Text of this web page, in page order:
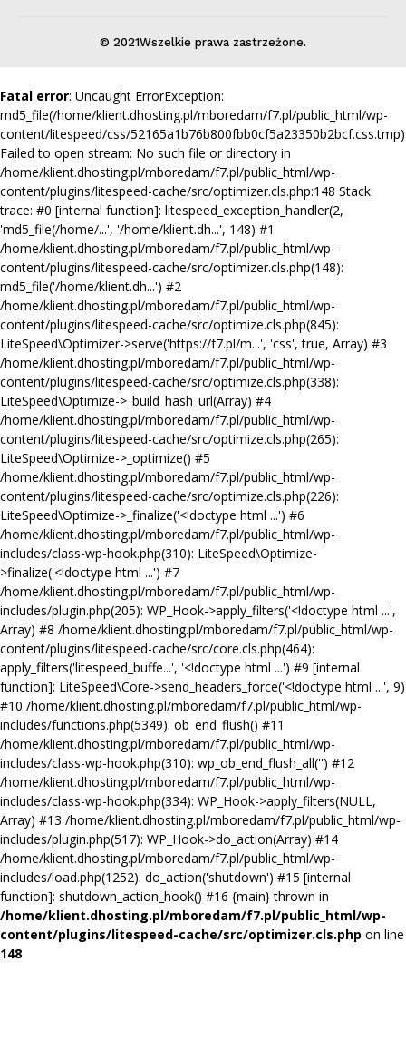
© 2021Wszelkie prawa zastrzeżone.
Fatal error: Uncaught ErrorException:
md5_file(/home/klient.dhosting.pl/mboredam/f7.pl/public_html/wp-
content/litespeed/css/
Failed to open stream: No such file or directory in
/home/klient.dhosting.pl/mboredam/f7.pl/public_html/wp-
content/plugins/litespeed-cache/src/optimizer.cls.php:148 Stack
trace: #0 [internal function]: litespeed_exception_handler(2,
'md5_file(/home/...', '/home/klient.dh...', 148) #1
/home/klient.dhosting.pl/mboredam/f7.pl/public_html/wp-
content/plugins/litespeed-cache/src/optimizer.cls.php(148):
md5_file('/home/klient.dh...') #2
/home/klient.dhosting.pl/mboredam/f7.pl/public_html/wp-
content/plugins/litespeed-cache/src/optimize.cls.php(845):
LiteSpeed\Optimizer->serve('https://f7.pl/m...', 'css', true, Array) #3
/home/klient.dhosting.pl/mboredam/f7.pl/public_html/wp-
content/plugins/litespeed-cache/src/optimize.cls.php(338):
LiteSpeed\Optimize->_build_hash_url(Array) #4
/home/klient.dhosting.pl/mboredam/f7.pl/public_html/wp-
content/plugins/litespeed-cache/src/optimize.cls.php(265):
LiteSpeed\Optimize->_optimize() #5
/home/klient.dhosting.pl/mboredam/f7.pl/public_html/wp-
content/plugins/litespeed-cache/src/optimize.cls.php(226):
LiteSpeed\Optimize->_finalize('<!doctype html ...') #6
/home/klient.dhosting.pl/mboredam/f7.pl/public_html/wp-
includes/class-wp-hook.php(310): LiteSpeed\Optimize-
>finalize('<!doctype html ...') #7
/home/klient.dhosting.pl/mboredam/f7.pl/public_html/wp-
includes/plugin.php(205): WP_Hook->apply_filters('<!doctype html ...',
Array) #8 /home/klient.dhosting.pl/mboredam/f7.pl/public_html/wp-
content/plugins/litespeed-cache/src/core.cls.php(464):
apply_filters('litespeed_buffe...', '<!doctype html ...') #9 [internal
function]: LiteSpeed\Core->send_headers_force('<!doctype html ...', 9)
#10 /home/klient.dhosting.pl/mboredam/f7.pl/public_html/wp-
includes/functions.php(5349): ob_end_flush() #11
/home/klient.dhosting.pl/mboredam/f7.pl/public_html/wp-
includes/class-wp-hook.php(310): wp_ob_end_flush_all('') #12
/home/klient.dhosting.pl/mboredam/f7.pl/public_html/wp-
includes/class-wp-hook.php(334): WP_Hook->apply_filters(NULL,
Array) #13 /home/klient.dhosting.pl/mboredam/f7.pl/public_html/wp-
includes/plugin.php(517): WP_Hook->do_action(Array) #14
/home/klient.dhosting.pl/mboredam/f7.pl/public_html/wp-
includes/load.php(1252): do_action('shutdown') #15 [internal
function]: shutdown_action_hook() #16 {main} thrown in
/home/klient.dhosting.pl/mboredam/f7.pl/public_html/wp-
content/plugins/litespeed-cache/src/optimizer.cls.php on line
148